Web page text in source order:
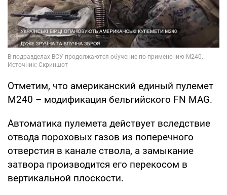
Отметим, что американский единый пулемет
М240 – модификация бельгийского FN MAG.
Автоматика пулемета действует вследствие
отвода пороховых газов из поперечного
отверстия в канале ствола, а замыкание
затвора производится его перекосом в
вертикальной плоскости.